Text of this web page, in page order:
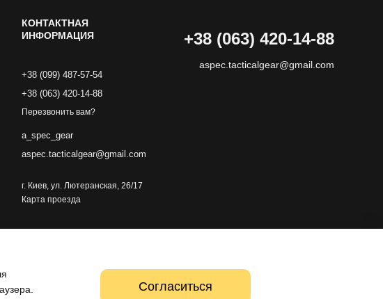
КОНТАКТНАЯ
ИНФОРМАЦИЯ
+38 (099) 487-57-54
+38 (063) 420-14-88
Перезвонить вам?
a_spec_gear
aspec.tacticalgear@gmail.com
г. Киев, ул. Лютеранская, 26/17
Карта проезда
+38 (063) 420-14-88
aspec.tacticalgear@gmail.com
Согласиться